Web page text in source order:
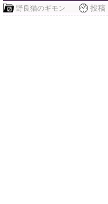
野良猫のギモン 投稿